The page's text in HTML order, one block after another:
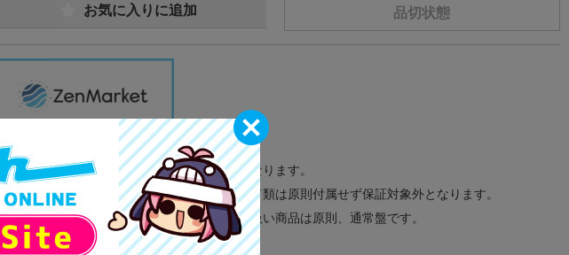
品切状態
お気に入りに追加
商品画像は商品説明のためのサンプル画像になります。
販促物、書籍の帯やぬいぐるみのタグ、コード類は原則付属せず保証対象外となります。
商品名や備考欄に特別な記載が無い限り取り扱い商品は原則、通常盤です。
「電池」は原則として保証対象外となります。